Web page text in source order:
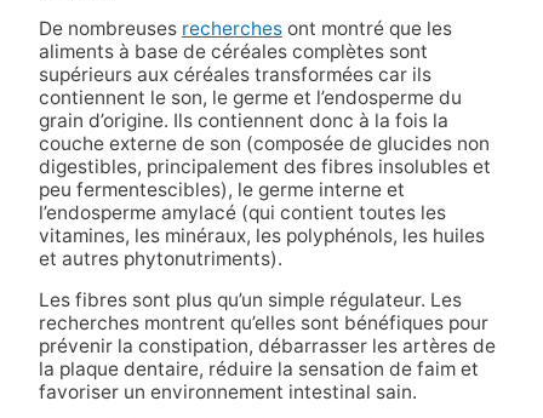
De nombreuses recherchesont montré que les
aliments à base de céréales complètes sont
supérieurs aux céréales transformées car ils
contiennent le son, le germe et l’endosperme du
grain d’origine. Ils contiennent donc à la fois la
couche externe de son (composée de glucides non
digestibles, principalement des fibres insolubles et
peu fermentescibles), le germe interne et
l’endosperme amylacé (qui contient toutes les
vitamines, les minéraux, les polyphénols, les huiles
et autres phytonutriments).
Les fibres sont plus qu’un simple régulateur. Les
recherches montrent qu’elles sont bénéfiques pour
prévenir la constipation, débarrasser les artères de
la plaque dentaire, réduire la sensation de faim et
favoriser un environnement intestinal sain.